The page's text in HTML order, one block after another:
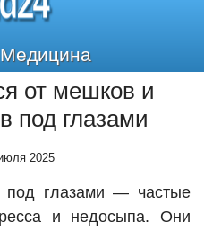
Медицина
от мешков и
под глазами
2025
глазами — частые
и недосыпа. Они